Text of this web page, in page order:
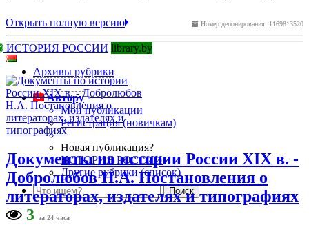
Номер депонирования: 1169813520
Открыть полную версию
ИСТОРИЯ РОССИИ library.by
Архивы рубрики
Автору
Мои публикации
Регистрация (новичкам)
Новая публикация?
ИСТОРИЯ РОССИИ
Другие рубрики (список)
Документы по истории России XIX в. -
Добролюбов Н.А. Постановления о
литераторах, издателях и типографиях
3 за 24 часа